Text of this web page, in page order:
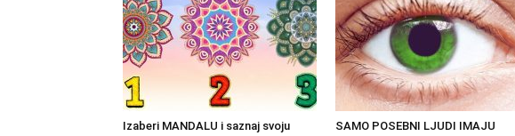
Izaberi MANDALU i saznaj svoju
SAMO POSEBNI LJUDI IMAJU